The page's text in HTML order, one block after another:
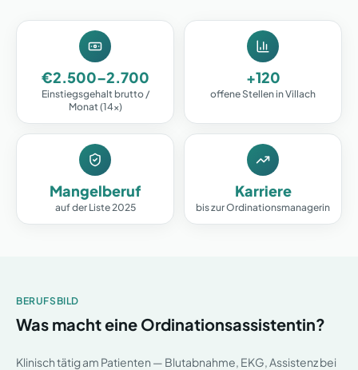
€2.500–2.700
Einstiegsgehalt brutto /
Monat (14×)
+120
offene Stellen in Villach
Mangelberuf
auf der Liste 2025
Karriere
bis zur Ordinationsmanagerin
BERUFSBILD
Was macht eine Ordinationsassistentin?
Klinisch tätig am Patienten — Blutabnahme, EKG, Assistenz bei